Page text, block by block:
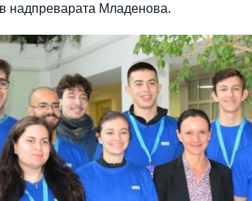
надпреварата Младенова.